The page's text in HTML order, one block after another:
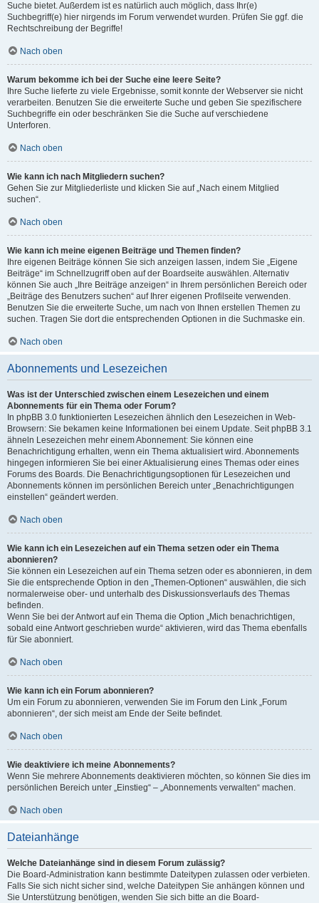
Suche bietet. Außerdem ist es natürlich auch möglich, dass Ihr(e)
Suchbegriff(e) hier nirgends im Forum verwendet wurden. Prüfen Sie ggf. die
Rechtschreibung der Begriffe!
Nach oben
Warum bekomme ich bei der Suche eine leere Seite?
Ihre Suche lieferte zu viele Ergebnisse, somit konnte der Webserver sie nicht
verarbeiten. Benutzen Sie die erweiterte Suche und geben Sie spezifischere
Suchbegriffe ein oder beschränken Sie die Suche auf verschiedene
Unterforen.
Nach oben
Wie kann ich nach Mitgliedern suchen?
Gehen Sie zur Mitgliederliste und klicken Sie auf „Nach einem Mitglied
suchen“.
Nach oben
Wie kann ich meine eigenen Beiträge und Themen finden?
Ihre eigenen Beiträge können Sie sich anzeigen lassen, indem Sie „Eigene
Beiträge“ im Schnellzugriff oben auf der Boardseite auswählen. Alternativ
können Sie auch „Ihre Beiträge anzeigen“ in Ihrem persönlichen Bereich oder
„Beiträge des Benutzers suchen“ auf Ihrer eigenen Profilseite verwenden.
Benutzen Sie die erweiterte Suche, um nach von Ihnen erstellen Themen zu
suchen. Tragen Sie dort die entsprechenden Optionen in die Suchmaske ein.
Nach oben
Abonnements und Lesezeichen
Was ist der Unterschied zwischen einem Lesezeichen und einem
Abonnements für ein Thema oder Forum?
In phpBB 3.0 funktionierten Lesezeichen ähnlich den Lesezeichen in Web-
Browsern: Sie bekamen keine Informationen bei einem Update. Seit phpBB 3.1
ähneln Lesezeichen mehr einem Abonnement: Sie können eine
Benachrichtigung erhalten, wenn ein Thema aktualisiert wird. Abonnements
hingegen informieren Sie bei einer Aktualisierung eines Themas oder eines
Forums des Boards. Die Benachrichtigungsoptionen für Lesezeichen und
Abonnements können im persönlichen Bereich unter „Benachrichtigungen
einstellen“ geändert werden.
Nach oben
Wie kann ich ein Lesezeichen auf ein Thema setzen oder ein Thema
abonnieren?
Sie können ein Lesezeichen auf ein Thema setzen oder es abonnieren, in dem
Sie die entsprechende Option in den „Themen-Optionen“ auswählen, die sich
normalerweise ober- und unterhalb des Diskussionsverlaufs des Themas
befinden.
Wenn Sie bei der Antwort auf ein Thema die Option „Mich benachrichtigen,
sobald eine Antwort geschrieben wurde“ aktivieren, wird das Thema ebenfalls
für Sie abonniert.
Nach oben
Wie kann ich ein Forum abonnieren?
Um ein Forum zu abonnieren, verwenden Sie im Forum den Link „Forum
abonnieren“, der sich meist am Ende der Seite befindet.
Nach oben
Wie deaktiviere ich meine Abonnements?
Wenn Sie mehrere Abonnements deaktivieren möchten, so können Sie dies im
persönlichen Bereich unter „Einstieg“ – „Abonnements verwalten“ machen.
Nach oben
Dateianhänge
Welche Dateianhänge sind in diesem Forum zulässig?
Die Board-Administration kann bestimmte Dateitypen zulassen oder verbieten.
Falls Sie sich nicht sicher sind, welche Dateitypen Sie anhängen können und
Sie Unterstützung benötigen, wenden Sie sich bitte an die Board-